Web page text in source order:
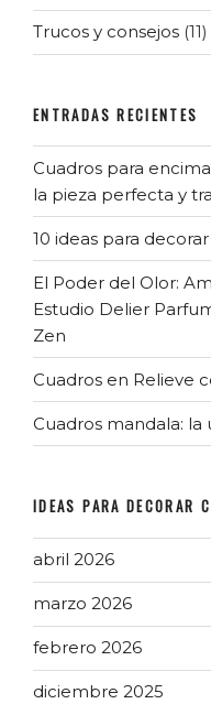
Trucos y consejos (11)
ENTRADAS RECIENTES
Cuadros para
la pieza perfecta y
10 ideas para
El Poder del Olor:
Estudio Delier
Zen
Cuadros en Relieve
Cuadros mandala:
IDEAS PARA DECORAR
abril 2026
marzo 2026
febrero 2026
diciembre 2025